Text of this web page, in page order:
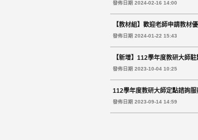
發佈日期 2024-02-16 14:00
【教材組】歡迎老師申請教
發佈日期 2024-01-22 15:43
【新增】112學年度教研大師
發佈日期 2023-10-04 10:25
112學年度教研大師定點諮詢
發佈日期 2023-09-14 14:59